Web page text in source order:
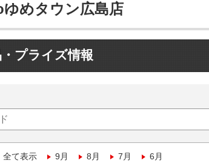
めタウン広島店
・プライズ情報
全て表示 9月 8月 7月 6月